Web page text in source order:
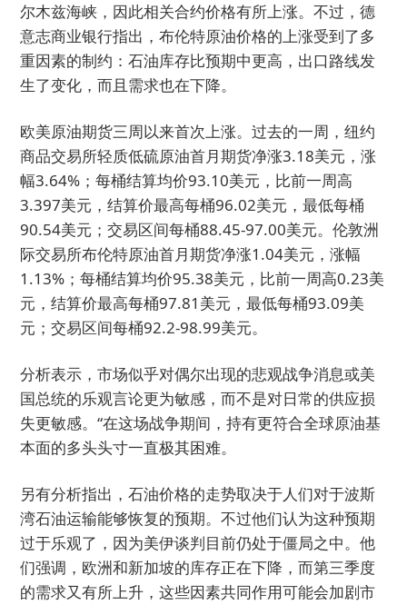
尔木兹海峡，因此相关合约价格有所上涨。不过，德
意志商业银行指出，布伦特原油价格的上涨受到了多
重因素的制约：石油库存比预期中更高，出口路线发
生了变化，而且需求也在下降。
欧美原油期货三周以来首次上涨。过去的一周，纽约
商品交易所轻质低硫原油首月期货净涨3.18美元，涨
幅3.64%；每桶结算均价93.10美元，比前一周高
3.397美元，结算价最高每桶96.02美元，最低每桶
90.54美元；交易区间每桶88.45-97.00美元。伦敦洲
际交易所布伦特原油首月期货净涨1.04美元，涨幅
1.13%；每桶结算均价95.38美元，比前一周高0.23美
元，结算价最高每桶97.81美元，最低每桶93.09美
元；交易区间每桶92.2-98.99美元。
分析表示，市场似乎对偶尔出现的悲观战争消息或美
国总统的乐观言论更为敏感，而不是对日常的供应损
失更敏感。“在这场战争期间，持有更符合全球原油基
本面的多头头寸一直极其困难。
另有分析指出，石油价格的走势取决于人们对于波斯
湾石油运输能够恢复的预期。不过他们认为这种预期
过于乐观了，因为美伊谈判目前仍处于僵局之中。他
们强调，欧洲和新加坡的库存正在下降，而第三季度
的需求又有所上升，这些因素共同作用可能会加剧市